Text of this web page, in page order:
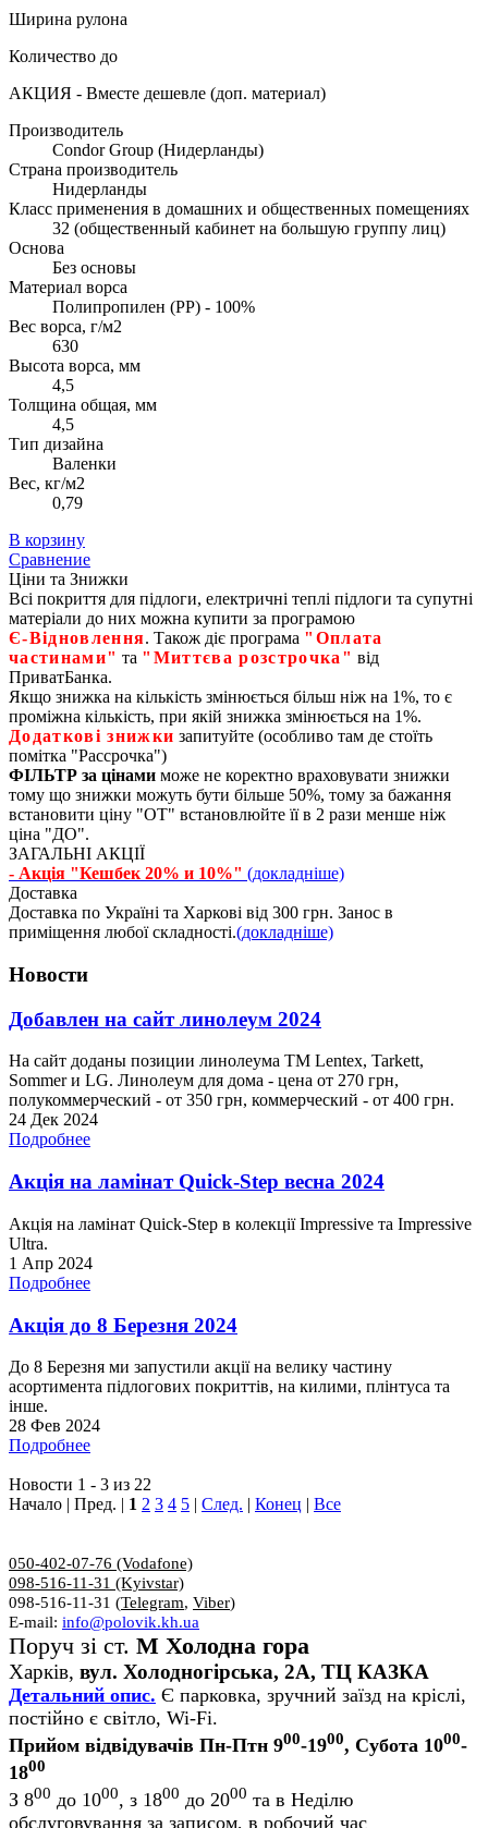
Ширина рулона
Количество до
АКЦИЯ - Вместе дешевле (доп. материал)
Производитель
Condor Group (Нидерланды)
Страна производитель
Нидерланды
Класс применения в домашних и общественных помещениях
32 (общественный кабинет на большую группу лиц)
Основа
Без основы
Материал ворса
Полипропилен (PP) - 100%
Вес ворса, г/м2
630
Высота ворса, мм
4,5
Толщина общая, мм
4,5
Тип дизайна
Валенки
Вес, кг/м2
0,79
В корзину
Сравнение
Ціни та Знижки
Всі покриття для підлоги, електричні теплі підлоги та супутні
матеріали до них можна купити за програмою
Є‑Відновлення. Також діє програма "Оплата
частинами" та "Миттєва розстрочка" від
ПриватБанка.
Якщо знижка на кількість змінюється більш ніж на 1%, то є
проміжна кількість, при якій знижка змінюється на 1%.
Додаткові знижки запитуйте (особливо там де стоїть
помітка "Рассрочка")
ФІЛЬТР за цінами може не коректно враховувати знижки
тому що знижки можуть бути більше 50%, тому за бажання
встановити ціну "ОТ" встановлюйте її в 2 рази менше ніж
ціна "ДО".
ЗАГАЛЬНІ АКЦІЇ
- Акція "Кешбек 20% и 10%" (докладніше)
Доставка
Доставка по Україні та Харкові від 300 грн. Занос в
приміщення любої складності.(докладніше)
Новости
Добавлен на сайт линолеум 2024
На сайт доданы позиции линолеума ТМ Lentex, Tarkett,
Sommer и LG. Линолеум для дома - цена от 270 грн,
полукоммерческий - от 350 грн, коммерческий - от 400 грн.
24 Дек 2024
Подробнее
Акція на ламінат Quick-Step весна 2024
Акція на ламінат Quick-Step в колекції Impressive та Impressive
Ultra.
1 Апр 2024
Подробнее
Акція до 8 Березня 2024
До 8 Березня ми запустили акції на велику частину
асортимента підлогових покриттів, на килими, плінтуса та
інше.
28 Фев 2024
Подробнее
Новости 1 - 3 из 22
Начало | Пред. | 1 2 3 4 5 | След. | Конец | Все
050-402-07-76 (Vodafone)
098-516-11-31 (Kyivstar)
098-516-11-31 (Telegram, Viber)
E-mail: info@polovik.kh.ua
Поруч зі ст. М Холодна гора
Харків, вул. Холодногірська, 2А, ТЦ КАЗКА
Детальний опис. Є парковка, зручний заїзд на кріслі,
постійно є світло, Wi-Fi.
Прийом відвідувачів Пн-Птн 900-1900, Субота 1000-
1800
З 800 до 1000, з 1800 до 2000 та в Неділю
обслуговування за записом, в робочий час